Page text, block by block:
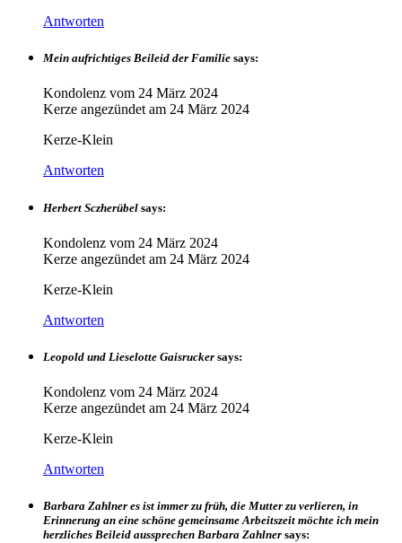
Antworten
Mein aufrichtiges Beileid der Familie says:
Kondolenz vom 24 März 2024
Kerze angezündet am 24 März 2024
Kerze-Klein
Antworten
Herbert Sczherübel says:
Kondolenz vom 24 März 2024
Kerze angezündet am 24 März 2024
Kerze-Klein
Antworten
Leopold und Lieselotte Gaisrucker says:
Kondolenz vom 24 März 2024
Kerze angezündet am 24 März 2024
Kerze-Klein
Antworten
Barbara Zahlner es ist immer zu früh, die Mutter zu verlieren, in
Erinnerung an eine schöne gemeinsame Arbeitszeit möchte ich mein
herzliches Beileid aussprechen Barbara Zahlner says: